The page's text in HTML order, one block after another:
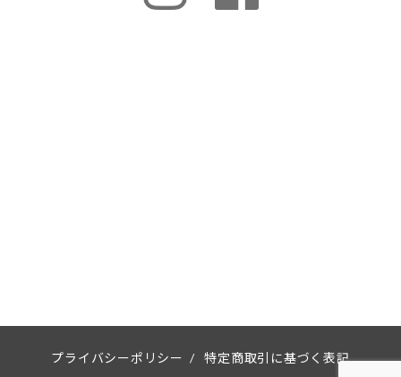
プライバシーポリシー / 特定商取引に基づく表記